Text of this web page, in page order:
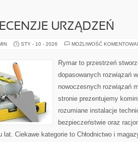
URZĄDZEŃ
STY - 10 - 2026 MOŻLIWOŚĆ
Rymar to przestrzeń
dopasowanych rozwiązań
nowoczesnych rozwiązań
stronie prezentujemy
rozumiane instalacje
bezpieczeństwie oraz
lat. Ciekawe kategorie to Chłodnictwo i